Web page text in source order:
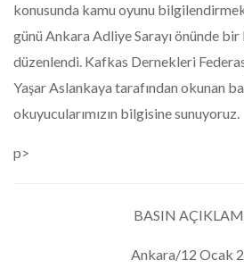
konusunda kamu oyunu
günü Ankara Adliye Sarayı önünde bir
düzenlendi. Kafkas Dernekleri
Yaşar Aslankaya tarafından okunan
okuyucularımızın bilgisine sunuyoruz.
p>
BASIN
Ankara/12 Ocak